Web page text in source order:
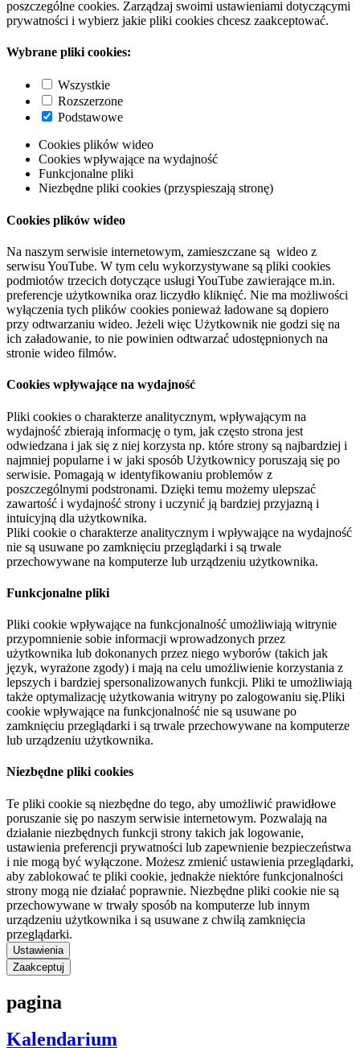
poszczególne cookies. Zarządzaj swoimi ustawieniami dotyczącymi
prywatności i wybierz jakie pliki cookies chcesz zaakceptować.
Wybrane pliki cookies:
Wszystkie
Rozszerzone
Podstawowe
Cookies plików wideo
Cookies wpływające na wydajność
Funkcjonalne pliki
Niezbędne pliki cookies (przyspieszają stronę)
Cookies plików wideo
Na naszym serwisie internetowym, zamieszczane są wideo z
serwisu YouTube. W tym celu wykorzystywane są pliki cookies
podmiotów trzecich dotyczące usługi YouTube zawierające m.in.
preferencje użytkownika oraz liczydło kliknięć. Nie ma możliwości
wyłączenia tych plików cookies ponieważ ładowane są dopiero
przy odtwarzaniu wideo. Jeżeli więc Użytkownik nie godzi się na
ich załadowanie, to nie powinien odtwarzać udostępnionych na
stronie wideo filmów.
Cookies wpływające na wydajność
Pliki cookies o charakterze analitycznym, wpływającym na
wydajność zbierają informację o tym, jak często strona jest
odwiedzana i jak się z niej korzysta np. które strony są najbardziej i
najmniej popularne i w jaki sposób Użytkownicy poruszają się po
serwisie. Pomagają w identyfikowaniu problemów z
poszczególnymi podstronami. Dzięki temu możemy ulepszać
zawartość i wydajność strony i uczynić ją bardziej przyjazną i
intuicyjną dla użytkownika.
Pliki cookie o charakterze analitycznym i wpływające na wydajność
nie są usuwane po zamknięciu przeglądarki i są trwale
przechowywane na komputerze lub urządzeniu użytkownika.
Funkcjonalne pliki
Pliki cookie wpływające na funkcjonalność umożliwiają witrynie
przypomnienie sobie informacji wprowadzonych przez
użytkownika lub dokonanych przez niego wyborów (takich jak
język, wyrażone zgody) i mają na celu umożliwienie korzystania z
lepszych i bardziej spersonalizowanych funkcji. Pliki te umożliwiają
także optymalizację użytkowania witryny po zalogowaniu się.Pliki
cookie wpływające na funkcjonalność nie są usuwane po
zamknięciu przeglądarki i są trwale przechowywane na komputerze
lub urządzeniu użytkownika.
Niezbędne pliki cookies
Te pliki cookie są niezbędne do tego, aby umożliwić prawidłowe
poruszanie się po naszym serwisie internetowym. Pozwalają na
działanie niezbędnych funkcji strony takich jak logowanie,
ustawienia preferencji prywatności lub zapewnienie bezpieczeństwa
i nie mogą być wyłączone. Możesz zmienić ustawienia przeglądarki,
aby zablokować te pliki cookie, jednakże niektóre funkcjonalności
strony mogą nie działać poprawnie. Niezbędne pliki cookie nie są
przechowywane w trwały sposób na komputerze lub innym
urządzeniu użytkownika i są usuwane z chwilą zamknięcia
przeglądarki.
Ustawienia
Zaakceptuj
pagina
Kalendarium